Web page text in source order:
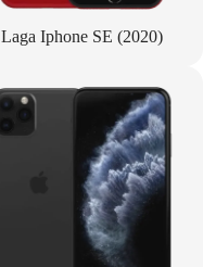
Laga Iphone SE (2020)